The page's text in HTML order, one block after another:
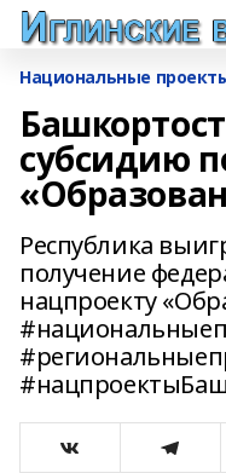
Национальные
субсидию
Республика
получение
нацпроекту